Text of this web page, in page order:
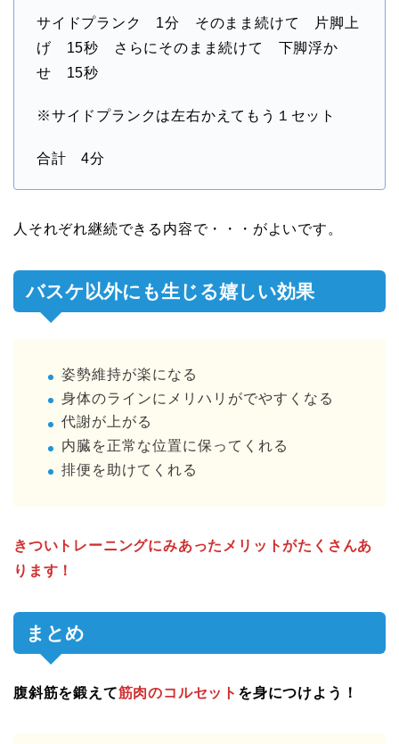
サイドプランク 1分 そのまま続けて 片脚上
げ 15秒 さらにそのまま続けて 下脚浮か
せ 15秒
※サイドプランクは左右かえてもう１セット
合計 4分
人それぞれ継続できる内容で・・・がよいです。
バスケ以外にも生じる嬉しい効果
姿勢維持が楽になる
身体のラインにメリハリがでやすくなる
代謝が上がる
内臓を正常な位置に保ってくれる
排便を助けてくれる
きついトレーニングにみあったメリットがたくさんあ
ります！
まとめ
腹斜筋を鍛えて筋肉のコルセット を身につけよう！